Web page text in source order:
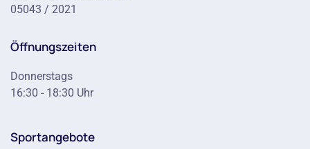
05043 / 2021
Öffnungszeiten
Donnerstags
16:30 - 18:30 Uhr
Sportangebote